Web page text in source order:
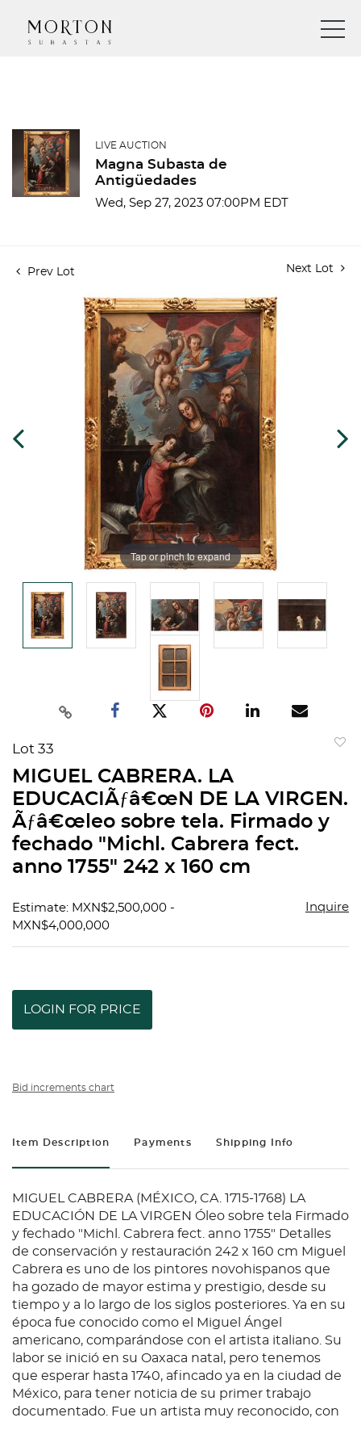
LIVE AUCTION
Magna Subasta de
Antigüedades
Wed, Sep 27, 2023 07:00PM EDT
Prev Lot Next Lot
Tap or pinch to expand
Lot 33
MIGUEL CABRERA. LA
EDUCACIÃƒâ€œN DE LA VIRGEN.
Ãƒâ€œleo sobre tela. Firmado y
fechado "Michl. Cabrera fect.
anno 1755" 242 x 160 cm
Estimate: MXN$2,500,000 -
MXN$4,000,000
Inquire
LOGIN FOR PRICE
Bid increments chart
Item Description Payments Shipping Info
MIGUEL CABRERA (MÉXICO, CA. 1715-1768) LA
EDUCACIÓN DE LA VIRGEN Óleo sobre tela Firmado
y fechado "Michl. Cabrera fect. anno 1755" Detalles
de conservación y restauración 242 x 160 cm Miguel
Cabrera es uno de los pintores novohispanos que
ha gozado de mayor estima y prestigio, desde su
tiempo y a lo largo de los siglos posteriores. Ya en su
época fue conocido como el Miguel Ángel
americano, comparándose con el artista italiano. Su
labor se inició en su Oaxaca natal, pero tenemos
que esperar hasta 1740, afincado ya en la ciudad de
México, para tener noticia de su primer trabajo
documentado. Fue un artista muy reconocido, con